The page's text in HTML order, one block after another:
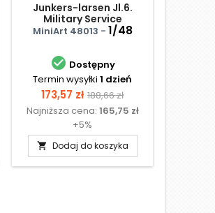
Junkers-larsen Jl.6.
Military Service
MiniArt 48013 - 1/48
 Dostępny
Termin wysyłki 1 dzień
Cena
173,57 zł Cena
podstawowa
188,66 zł
Najniższa cena: 165,75 zł
+5%
 Dodaj do koszyka